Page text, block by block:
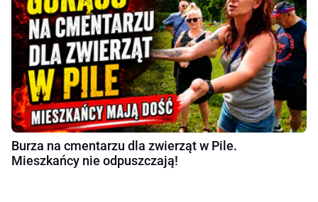
Burza na cmentarzu dla zwierząt w Pile.
Mieszkańcy nie odpuszczają!